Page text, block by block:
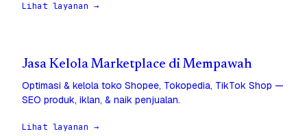
Lihat layanan →
Jasa Kelola Marketplace di Mempawah
Optimasi & kelola toko Shopee, Tokopedia, TikTok Shop —
SEO produk, iklan, & naik penjualan.
Lihat layanan →